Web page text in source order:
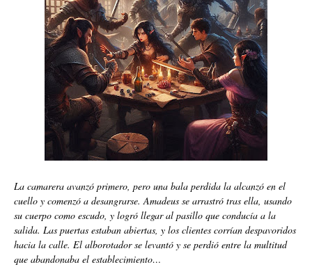
La camarera avanzó primero, pero una bala perdida la alcanzó en el
cuello y comenzó a desangrarse. Amadeus se arrastró tras ella, usando
su cuerpo como escudo, y logró llegar al pasillo que conducía a la
salida. Las puertas estaban abiertas, y los clientes corrían despavoridos
hacia la calle. El alborotador se levantó y se perdió entre la multitud
que abandonaba el establecimiento…